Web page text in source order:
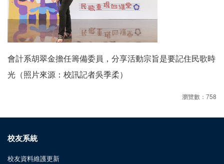
會計系胡翠金擔任籌備委員，分享活動宗旨是要記住民歌時
光（照片來源：校訊記者吳季柔）
瀏覽數：758
校友系統
校友資料維護更新